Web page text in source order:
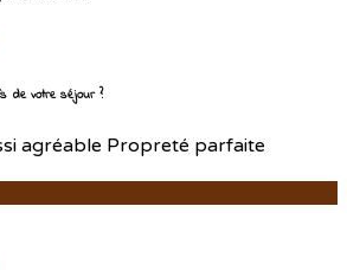
de votre séjour ?
agréable Propreté parfaite